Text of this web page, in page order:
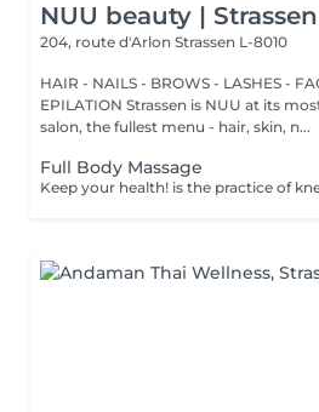
NUU beauty | Strassen
204, route d'Arlon Strassen L-8010
HAIR - NAILS - BROWS - LASHES -
EPILATION Strassen is NUU at its
salon, the fullest menu - hair, skin, n...
Full Body Massage